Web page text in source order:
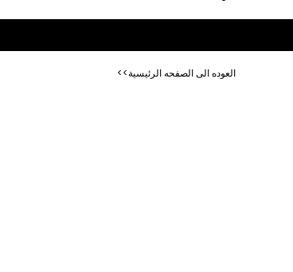
<<العوده‌ الی الصفحه‌ الرئیسیة